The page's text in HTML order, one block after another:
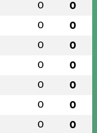
0 0
0 0
0 0
0 0
0 0
0 0
0 0